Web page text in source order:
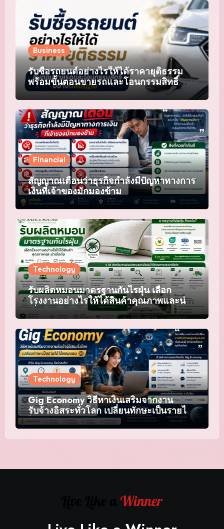
Business
รับซื้อรถยนต์อย่างไรให้ได้ราคายุติธรรม
พร้อมขั้นตอนขายรถและโอนกรรมสิทธิ์
อย่างปลอดภัย
Financial
สัญญาณเตือนว่าธุรกิจกำลังมีปัญหาทางการ
เงินที่เจ้าของมักมองข้าม
Technology
รับผลิตหมอนมาตรฐานกันไรฝุ่น เลือก
โรงงานอย่างไรให้ได้สินค้าคุณภาพและน่า
เชื่อถือ
Technology
Gig Economy วิธีหาเงินเสริมจากงาน
รับจ้างอิสระทั่วโลก เปลี่ยนทักษะเป็นรายได้
ไร้พรมแดน